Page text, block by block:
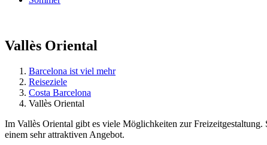
Vallès Oriental
Barcelona ist viel mehr
Reiseziele
Costa Barcelona
Vallès Oriental
Im Vallès Oriental gibt es viele Möglichkeiten zur
einem sehr attraktiven Angebot.